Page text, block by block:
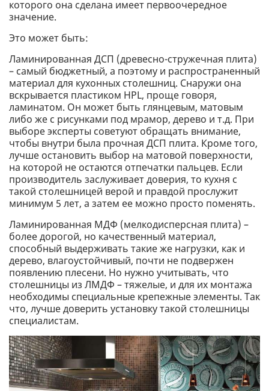
которого она сделана имеет первоочередное
значение.
Это может быть:
Ламинированная ДСП (древесно-стружечная плита)
– самый бюджетный, а поэтому и распространенный
материал для кухонных столешниц. Снаружи она
вскрывается пластиком HPL, проще говоря,
ламинатом. Он может быть глянцевым, матовым
либо же с рисунками под мрамор, дерево и т.д. При
выборе эксперты советуют обращать внимание,
чтобы внутри была прочная ДСП плита. Кроме того,
лучше остановить выбор на матовой поверхности,
на которой не остаются отпечатки пальцев. Если
производитель заслуживает доверия, то кухня с
такой столешницей верой и правдой прослужит
минимум 5 лет, а затем ее можно просто поменять.
Ламинированная МДФ (мелкодисперсная плита) –
более дорогой, но качественный материал,
способный выдерживать такие же нагрузки, как и
дерево, влагоустойчивый, почти не подвержен
появлению плесени. Но нужно учитывать, что
столешницы из ЛМДФ – тяжелые, и для их монтажа
необходимы специальные крепежные элементы. Так
что, лучше доверить установку такой столешницы
специалистам.